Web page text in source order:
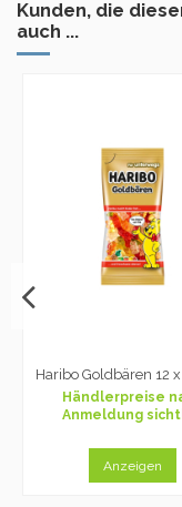
Kunden, die
auch ...
Haribo Goldbären 12
Händlerpreise
Anmeldung
Anzeigen